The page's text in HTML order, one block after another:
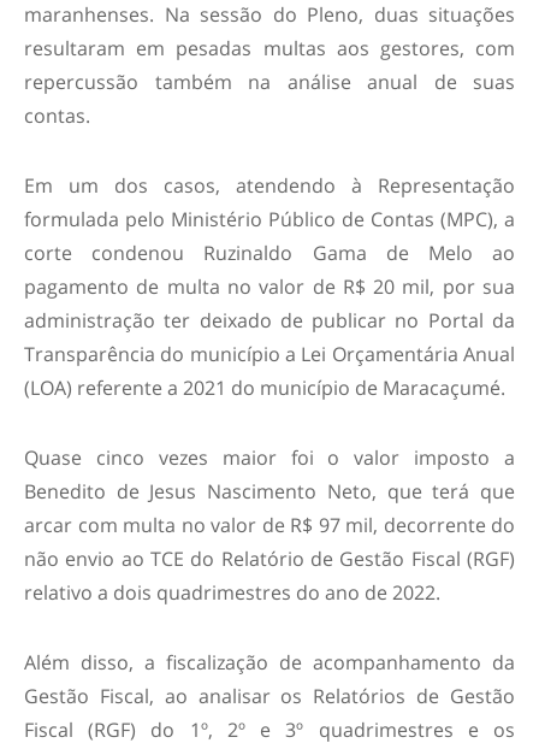
maranhenses. Na sessão do Pleno, duas situações
resultaram em pesadas multas aos gestores, com
repercussão também na análise anual de suas
contas.
Em um dos casos, atendendo à Representação
formulada pelo Ministério Público de Contas (MPC), a
corte condenou Ruzinaldo Gama de Melo ao
pagamento de multa no valor de R$ 20 mil, por sua
administração ter deixado de publicar no Portal da
Transparência do município a Lei Orçamentária Anual
(LOA) referente a 2021 do município de Maracaçumé.
Quase cinco vezes maior foi o valor imposto a
Benedito de Jesus Nascimento Neto, que terá que
arcar com multa no valor de R$ 97 mil, decorrente do
não envio ao TCE do Relatório de Gestão Fiscal (RGF)
relativo a dois quadrimestres do ano de 2022.
Além disso, a fiscalização de acompanhamento da
Gestão Fiscal, ao analisar os Relatórios de Gestão
Fiscal (RGF) do 1º, 2º e 3º quadrimestres e os